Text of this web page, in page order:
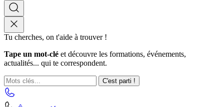
Tu cherches, on t'aide à trouver !
Tape un mot-clé et découvre les formations, événements,
actualités... qui te correspondent.
C'est parti !